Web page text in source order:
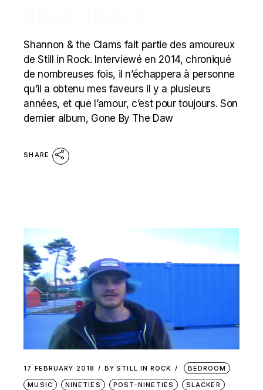
Shannon & the Clams fait partie des amoureux
de Still in Rock. Interviewé en 2014, chroniqué
de nombreuses fois, il n’échappera à personne
qu’il a obtenu mes faveurs il y a plusieurs
années, et que l’amour, c’est pour toujours. Son
dernier album, Gone By The Daw
SHARE
17 FEBRUARY 2018 BY STILL IN ROCK
BEDROOM
MUSIC
NINETIES POST-NINETIES
SLACKER